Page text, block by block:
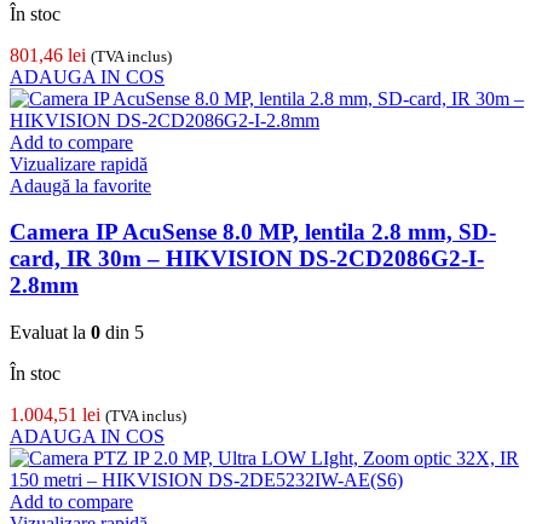
În stoc
801,46 lei (TVA inclus)
ADAUGA IN COS
Add to compare
Vizualizare rapidă
Adaugă la favorite
Camera IP AcuSense 8.0 MP, lentila 2.8 mm, SD-
card, IR 30m – HIKVISION DS-2CD2086G2-I-
2.8mm
Evaluat la 0 din 5
În stoc
1.004,51 lei (TVA inclus)
ADAUGA IN COS
Add to compare